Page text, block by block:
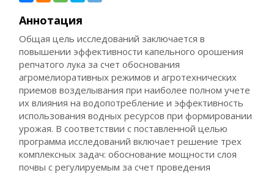
Аннотация
Общая цель исследований заключается в
повышении эффективности капельного орошения
репчатого лука за счет обоснования
агромелиоративных режимов и агротехнических
приемов возделывания при наиболее полном учете
их влияния на водопотребление и эффективность
использования водных ресурсов при формировании
урожая. В соответствии с поставленной целью
программа исследований включает решение трех
комплексных задач: обоснование мощности слоя
почвы с регулируемым за счет проведения